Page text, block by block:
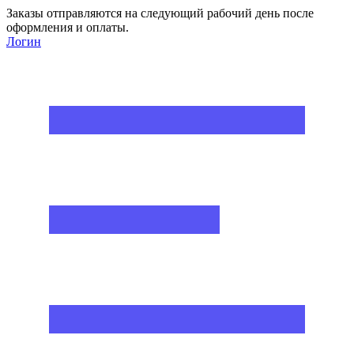
Заказы отправляются на следующий рабочий день после
оформления и оплаты.
Логин